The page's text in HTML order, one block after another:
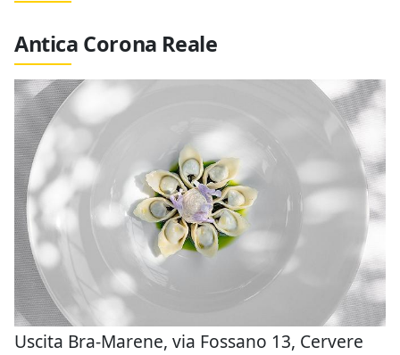
Antica Corona Reale
Uscita Bra-Marene, via Fossano 13, Cervere